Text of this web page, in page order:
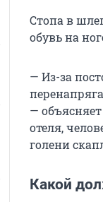
Стопа в
обувь на
— Из-за
—
отеля,
голени
Какой